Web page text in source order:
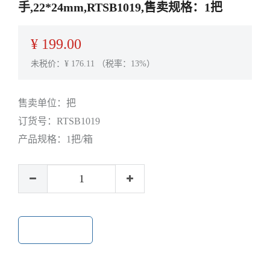
手,22*24mm,RTSB1019,售卖规格：1把
¥ 199.00
未税价：¥ 176.11 （税率：13%）
售卖单位： 把
订货号： RTSB1019
产品规格： 1把/箱